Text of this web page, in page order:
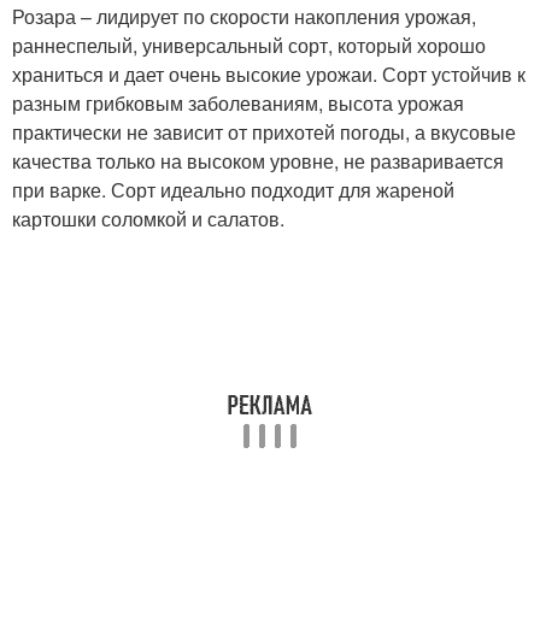
Розара – лидирует по скорости накопления урожая,
раннеспелый, универсальный сорт, который хорошо
храниться и дает очень высокие урожаи. Сорт устойчив к
разным грибковым заболеваниям, высота урожая
практически не зависит от прихотей погоды, а вкусовые
качества только на высоком уровне, не разваривается
при варке. Сорт идеально подходит для жареной
картошки соломкой и салатов.